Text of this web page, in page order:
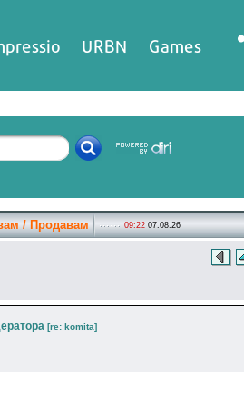
URBN Games
/ Продавам 09:22 07.08.26
[re: komita]